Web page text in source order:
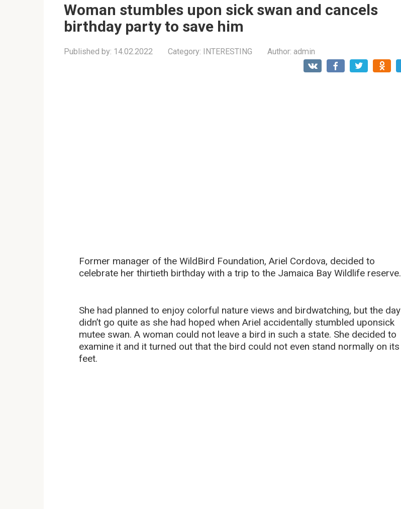
Woman stumbles upon sick swan and cancels
birthday party to save him
Published by: 14.02.2022 Category: INTERESTING Author: admin
Former manager of the WildBird Foundation, Ariel Cordova, decided to
celebrate her thirtieth birthday with a trip to the Jamaica Bay Wildlife reserve.
She had planned to enjoy colorful nature views and birdwatching, but the day
didn’t go quite as she had hoped when Ariel accidentally stumbled uponsick
mutee swan. A woman could not leave a bird in such a state. She decided to
examine it and it turned out that the bird could not even stand normally on its
feet.